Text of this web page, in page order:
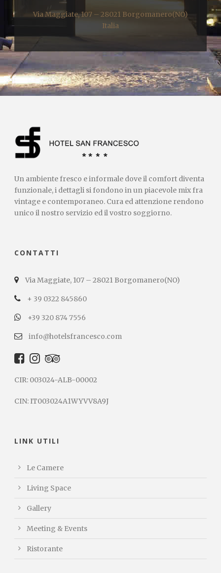
Via Maggiate, 107 – 28021 Borgomanero(NO)
Italia
Un ambiente fresco e informale dove il comfort diventa
funzionale, i dettagli si fondono in un piacevole mix fra
vintage e contemporaneo. Cura ed attenzione rendono
unico il nostro servizio ed il vostro soggiorno.
CONTATTI
Via Maggiate, 107 – 28021 Borgomanero(NO)
+ 39 0322 845860
+39 320 874 7556
info@hotelsfrancesco.com
CIR: 003024-ALB-00002
CIN: IT003024A1WYVV8A9J
LINK UTILI
Le Camere
Living Space
Gallery
Meeting & Events
Ristorante